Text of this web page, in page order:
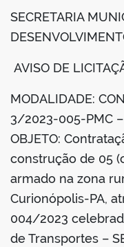
SECRETARIA
AVISO DE
MODALIDADE:
3/2023-005-PMC
OBJETO:
construção de 05
armado na zona
Curionópolis-PA,
004/2023
de Transportes –